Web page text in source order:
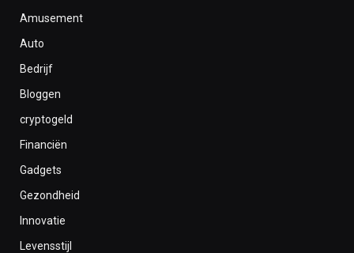
Amusement
Auto
Bedrijf
Bloggen
cryptogeld
Financiën
Gadgets
Gezondheid
Innovatie
Levensstijl